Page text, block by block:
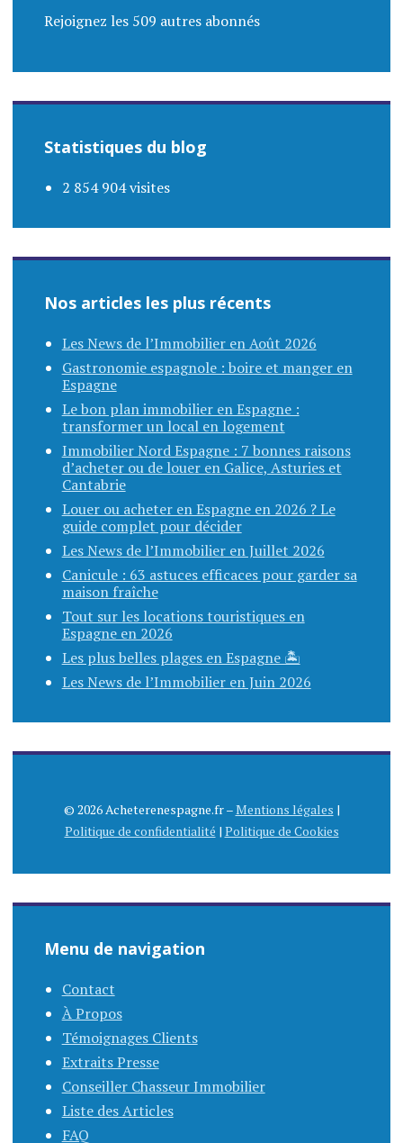
Rejoignez les 509 autres abonnés
Statistiques du blog
2 854 904 visites
Nos articles les plus récents
Les News de l’Immobilier en Août 2026
Gastronomie espagnole : boire et manger en
Espagne
Le bon plan immobilier en Espagne :
transformer un local en logement
Immobilier Nord Espagne : 7 bonnes raisons
d’acheter ou de louer en Galice, Asturies et
Cantabrie
Louer ou acheter en Espagne en 2026 ? Le
guide complet pour décider
Les News de l’Immobilier en Juillet 2026
Canicule : 63 astuces efficaces pour garder sa
maison fraîche
Tout sur les locations touristiques en
Espagne en 2026
Les plus belles plages en Espagne 🏝️
Les News de l’Immobilier en Juin 2026
© 2026 Acheterenespagne.fr –Mentions légales |
Politique de confidentialité | Politique de Cookies
Menu de navigation
Contact
À Propos
Témoignages Clients
Extraits Presse
Conseiller Chasseur Immobilier
Liste des Articles
FAQ